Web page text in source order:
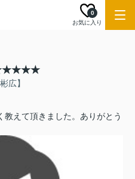
お気に入り
0
広】
えて頂きました。ありがとう